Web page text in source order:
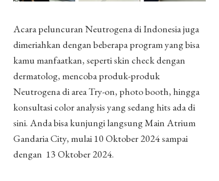
Acara peluncuran Neutrogena di Indonesia juga
dimeriahkan dengan beberapa program yang bisa
kamu manfaatkan, seperti skin check dengan
dermatolog, mencoba produk-produk
Neutrogena di area Try-on, photo booth, hingga
konsultasi color analysis yang sedang hits ada di
sini. Anda bisa kunjungi langsung Main Atrium
Gandaria City, mulai 10 Oktober 2024 sampai
dengan 13 Oktober 2024.